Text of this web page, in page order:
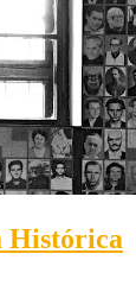
Histórica